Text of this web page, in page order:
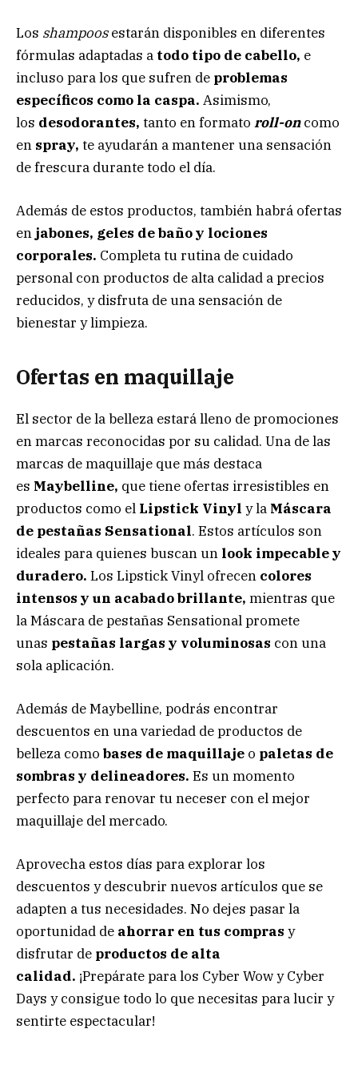
Los shampoosestarán disponibles en diferentes
fórmulas adaptadas a todo tipo de cabello, e
incluso para los que sufren de problemas
específicos como la caspa. Asimismo,
los desodorantes, tanto en formato roll-on como
en spray, te ayudarán a mantener una sensación
de frescura durante todo el día.
Además de estos productos, también habrá ofertas
en jabones, geles de baño y lociones
corporales. Completa tu rutina de cuidado
personal con productos de alta calidad a precios
reducidos, y disfruta de una sensación de
bienestar y limpieza.
Ofertas en maquillaje
El sector de la belleza estará lleno de promociones
en marcas reconocidas por su calidad. Una de las
marcas de maquillaje que más destaca
es Maybelline, que tiene ofertas irresistibles en
productos como el Lipstick Vinyl y la Máscara
de pestañas Sensational. Estos artículos son
ideales para quienes buscan un look impecable y
duradero. Los Lipstick Vinyl ofrecen colores
intensos y un acabado brillante, mientras que
la Máscara de pestañas Sensational promete
unas pestañas largas y voluminosas con una
sola aplicación.
Además de Maybelline, podrás encontrar
descuentos en una variedad de productos de
belleza como bases de maquillaje o paletas de
sombras y delineadores. Es un momento
perfecto para renovar tu neceser con el mejor
maquillaje del mercado.
Aprovecha estos días para explorar los
descuentos y descubrir nuevos artículos que se
adapten a tus necesidades. No dejes pasar la
oportunidad de ahorrar en tus compras y
disfrutar de productos de alta
calidad. ¡Prepárate para los Cyber Wow y Cyber
Days y consigue todo lo que necesitas para lucir y
sentirte espectacular!